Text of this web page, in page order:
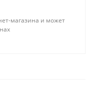
магазина и может